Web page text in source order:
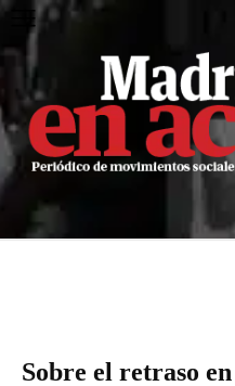
Sobre el retraso